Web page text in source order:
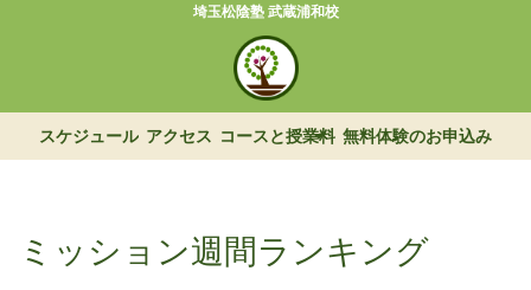
埼玉松陰塾 武蔵浦和校
スケジュール アクセス コースと授業料 無料体験のお申込み
ミッション週間ランキング